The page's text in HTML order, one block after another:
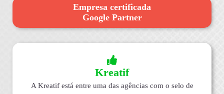
Empresa certificada
Google Partner
Kreatif
A Kreatif está entre uma das agências com o selo de